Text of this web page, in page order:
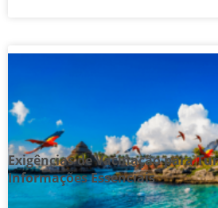
Exigências de Vacinação para
Informações Essenciais